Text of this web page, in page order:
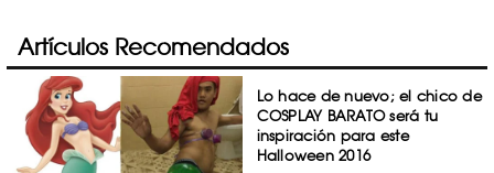
Artículos Recomendados
Lo hace de nuevo; el chico de
COSPLAY BARATO será tu
inspiración para este
Halloween 2016